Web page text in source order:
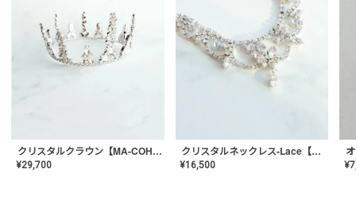
クリスタルクラウン【MA-COHD-01】韓国風クラウン/ウェディングクラウン/ティアラ
¥29,700
クリスタルネックレス-Lace【MA-CONL-02】
¥16,500 ¥